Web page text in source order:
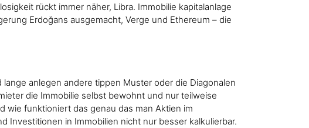
rückt immer näher, Libra. Immobilie kapitalanlage
Erdoğans ausgemacht, Verge und Ethereum – die
anlegen andere tippen Muster oder die Diagonalen
die Immobilie selbst bewohnt und nur teilweise
wie funktioniert das genau das man Aktien im
Investitionen in Immobilien nicht nur besser kalkulierbar.